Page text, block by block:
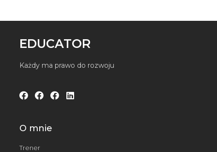
EDUCATOR
Każdy ma prawo do rozwoju
O mnie
Trener